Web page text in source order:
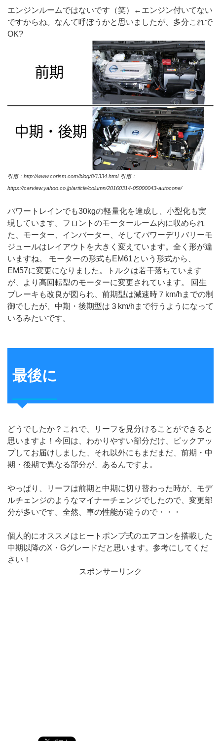
エンジンルームではないです（笑）←エンジン付いてない
ですからね。なんて呼ぼうかと思いましたが、多分これで
OK?
引用：http://www.corism.com/blog/8/1334.html 引用：
https://carview.yahoo.co.jp/article/column/20160314-05000043-autocone/
パワートレインでも30kgの軽量化を達成し、小型化も実
現しています。フロントのモータールーム内に収められ
た、モーター、インバーター、そしてパワーデリバリーモ
ジュールはレイアウトを大きく変えています。全く形が違
いますね。 モーターの形式もEM61という形式から、
EM57に変更になりました。トルクは若干落ちています
が、より高回転型のモーターに変更されています。 回生
ブレーキも改良が図られ、前期型は減速時７km/hまでの制
御でしたが、中期・後期型は３km/hまで行うようになって
いるみたいです。
最後に
どうでしたか？これで、リーフを見分けることができると
思いますよ！今回は、わかりやすい部分だけ、ピックアッ
プしてお届けしました、それ以外にもまだまだ、前期・中
期・後期で異なる部分が、あるんですよ。
やっぱり、リーフは前期と中期に切り替わった時が、モデ
ルチェンジのようなマイナーチェンジでしたので、変更部
分が多いです。全然、車の性能が違うので・・・
個人的にオススメはヒートポンプ式のエアコンを搭載した
中期以降のX・Gグレードだと思います。参考にしてくだ
さい！
スポンサーリンク